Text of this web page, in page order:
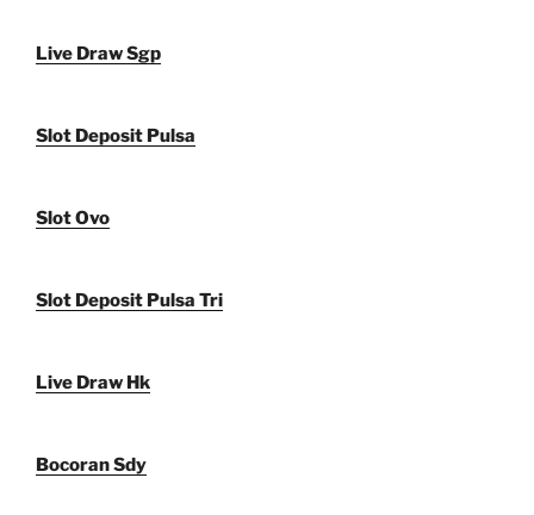
Live Draw Sgp
Slot Deposit Pulsa
Slot Ovo
Slot Deposit Pulsa Tri
Live Draw Hk
Bocoran Sdy